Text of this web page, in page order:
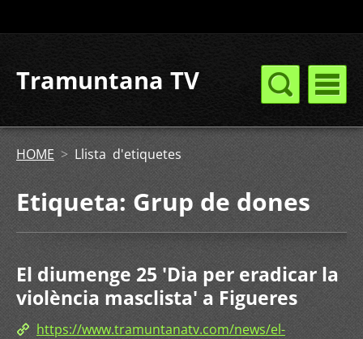
Tramuntana TV
HOME > Llista d'etiquetes
Etiqueta: Grup de dones
El diumenge 25 'Dia per eradicar la
violència masclista' a Figueres
https://www.tramuntanatv.com/news/el-